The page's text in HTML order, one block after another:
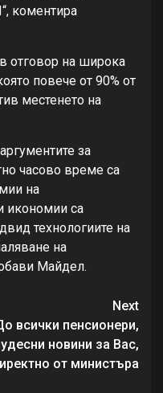
коментира
отговор на широка
повече от 90% от
местенето на
за
часово време са
на
икономии са
технологиите на
на
Майдел.
Next
всички пенсионери,
новини за Вас,
от министъра